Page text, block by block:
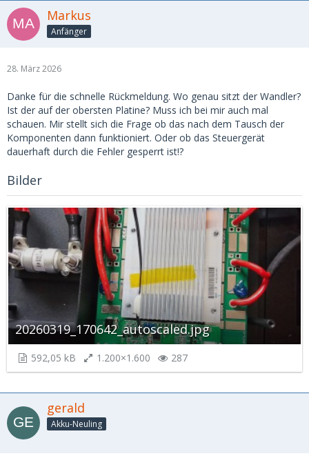
Markus
Anfänger
28. März 2026
Danke für die schnelle Rückmeldung. Wo genau sitzt der Wandler?
Ist der auf der obersten Platine? Muss ich bei mir auch mal
schauen. Mir stellt sich die Frage ob das nach dem Tausch der
Komponenten dann funktioniert. Oder ob das Steuergerät
dauerhaft durch die Fehler gesperrt ist!?
Bilder
20260319_170642_autoscaled.jpg
592,05 kB 1.200×1.600 287
gerald
Akku-Neuling